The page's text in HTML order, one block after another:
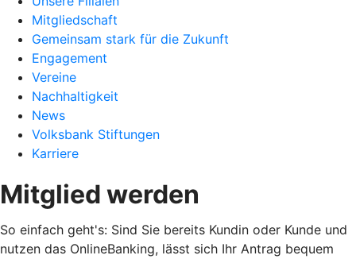
Mitgliedschaft
Gemeinsam stark für die Zukunft
Engagement
Vereine
Nachhaltigkeit
News
Volksbank Stiftungen
Karriere
Mitglied werden
So einfach geht's: Sind Sie bereits Kundin oder Kunde und
nutzen das OnlineBanking, lässt sich Ihr Antrag bequem